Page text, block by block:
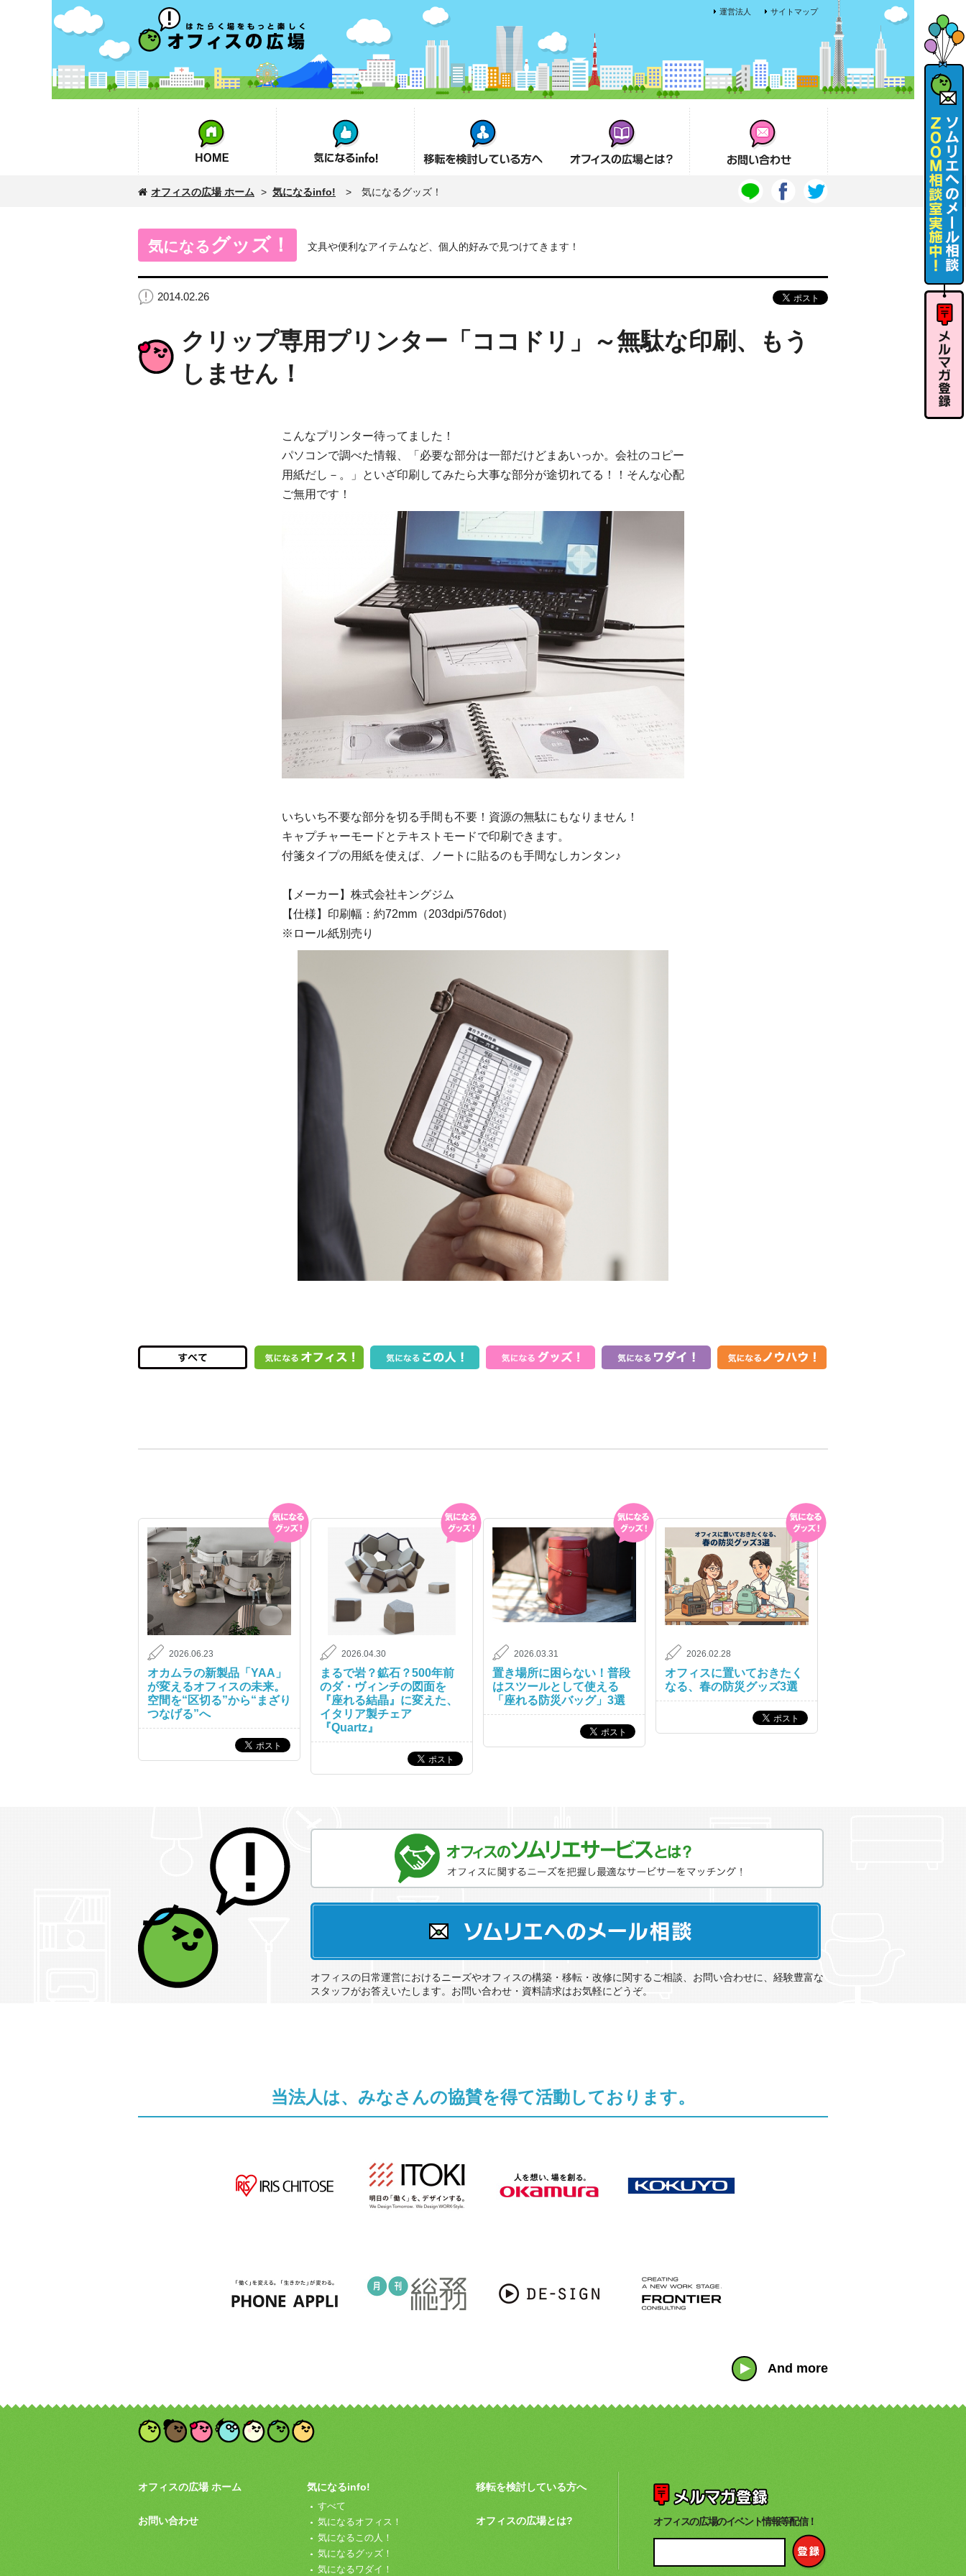
サイトマップ
運営法人
お問い合わせ
オフィスの広場 ホーム > 気になるinfo! > 気になるグッズ！
気になる グッズ！ 文具や便利なアイテムなど、個人的好みで見つけてきます！
2014.02.26
クリップ専用プリンター「ココドリ」～無駄な印刷、もう
しません！
こんなプリンター待ってました！
パソコンで調べた情報、「必要な部分は一部だけどまあいっか。会社のコピー
用紙だし－。」といざ印刷してみたら大事な部分が途切れてる！！そんな心配
ご無用です！
いちいち不要な部分を切る手間も不要！資源の無駄にもなりません！
キャプチャーモードとテキストモードで印刷できます。
付箋タイプの用紙を使えば、ノートに貼るのも手間なしカンタン♪
【メーカー】株式会社キングジム
【仕様】印刷幅：約72mm（203dpi/576dot）
※ロール紙別売り
気になる
グッズ!
2026.06.23
オカムラの新製品「YAA」
が変えるオフィスの未来。
空間を“区切る”から“まざり
つなげる”へ
2026.04.30
まるで岩？鉱石？500年前
のダ・ヴィンチの図面を
『座れる結晶』に変えた、
イタリア製チェア
『Quartz』
2026.03.31
置き場所に困らない！普段
はスツールとして使える
「座れる防災バッグ」3選
気になる
グッズ!
2026.02.28
オフィスに置いておきたく
なる、春の防災グッズ3選
オフィスの日常運営におけるニーズやオフィスの構築・移転・改修に関するご相談、お問い合わせに、経験豊富な
スタッフがお答えいたします。お問い合わせ・資料請求はお気軽にどうぞ。
ソムリエ
へのメー
ル相談
当法人は、みなさんの協賛を得て活動しております。
And more
オフィスの広場のイベント情報等配信！
オフィスの広場 ホーム
お問い合わせ
気になるinfo!
すべて
気になるオフィス！
気になるこの人！
気になるグッズ！
気になるワダイ！
移転を検討している方へ
オフィスの広場とは?